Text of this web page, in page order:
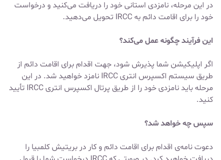
در این مرحله، نامزدی استانی خود را دریافت می‌کنید و درخواست
خود را برای اقامت دائم به IRCC تحویل می‌دهید.
این فرآیند چگونه عمل می‌کند؟
اگر اپلیکیشن شما پذیرش شود، جهت اقدام برای اقامت دائم از
طریق سیستم اکسپرس انتری IRCC نامزد خواهید شد. در این
مرحله باید نامزدی خود را از طریق پرتال اکسپرس انتری IRCC تأیید
کنید.
سپس چه خواهد شد؟
دعوت نامه‌ی اقدام برای اقامت دائم و کار در بریتیش کلمبیا را